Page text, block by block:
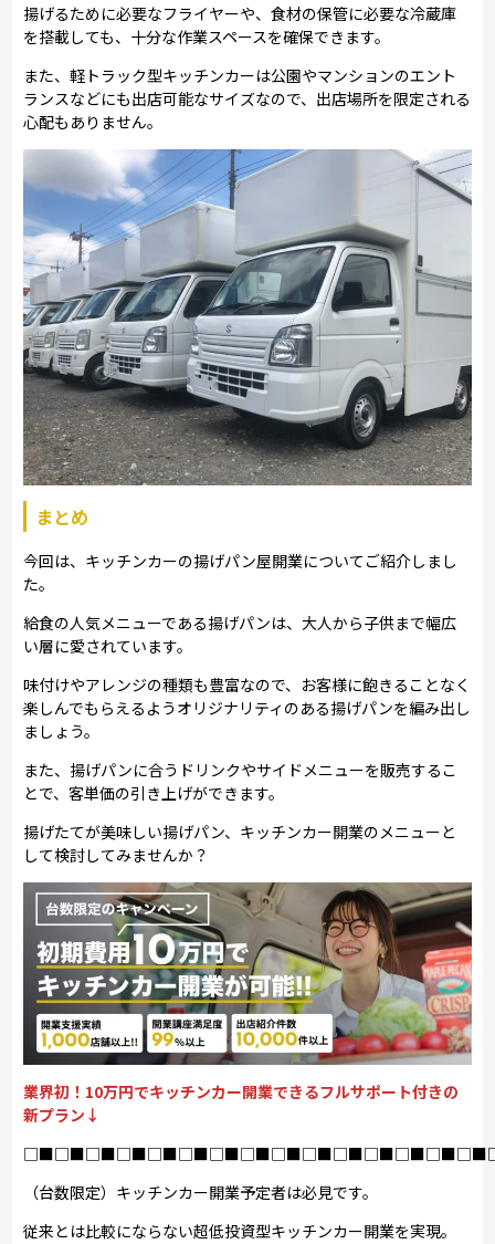
揚げるために必要なフライヤーや、食材の保管に必要な冷蔵庫
を搭載しても、十分な作業スペースを確保できます。
また、軽トラック型キッチンカーは公園やマンションのエント
ランスなどにも出店可能なサイズなので、出店場所を限定される
心配もありません。
まとめ
今回は、キッチンカーの揚げパン屋開業についてご紹介しまし
た。
給食の人気メニューである揚げパンは、大人から子供まで幅広
い層に愛されています。
味付けやアレンジの種類も豊富なので、お客様に飽きることなく
楽しんでもらえるようオリジナリティのある揚げパンを編み出し
ましょう。
また、揚げパンに合うドリンクやサイドメニューを販売するこ
とで、客単価の引き上げができます。
揚げたてが美味しい揚げパン、キッチンカー開業のメニューと
して検討してみませんか？
業界初！10万円でキッチンカー開業できるフルサポート付きの
新プラン↓
（台数限定）キッチンカー開業予定者は必見です。
従来とは比較にならない超低投資型キッチンカー開業を実現。